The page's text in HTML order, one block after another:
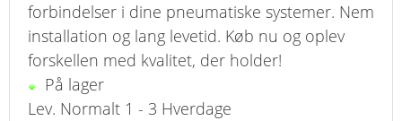
forbindelser i dine pneumatiske systemer. Nem
installation og lang levetid. Køb nu og oplev
forskellen med kvalitet, der holder!
På lager
Lev. Normalt 1 - 3 Hverdage